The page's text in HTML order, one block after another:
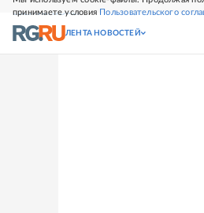
принимаете условия Пользовательского
СВЕЖИЙ НОМЕР
ЛЕНТА НОВОСТЕЙ